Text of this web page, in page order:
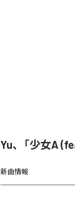
Yu、「少女A
新曲情報